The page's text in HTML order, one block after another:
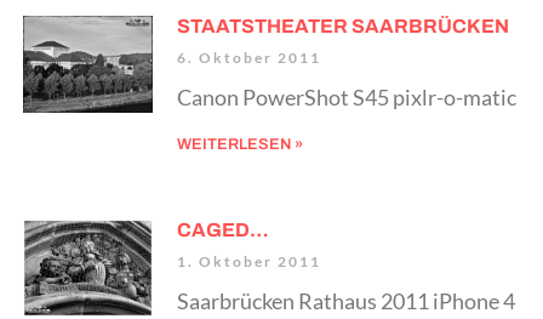
STAATSTHEATER SAARBRÜCKEN
6. Oktober 2011
Canon PowerShot S45 pixlr-o-matic
WEITERLESEN »
CAGED…
1. Oktober 2011
Saarbrücken Rathaus 2011 iPhone 4